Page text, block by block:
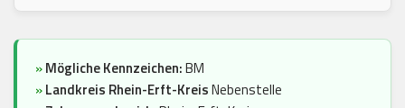
»Mögliche Kennzeichen:BM
»Landkreis Rhein-Erft-KreisNebenstelle